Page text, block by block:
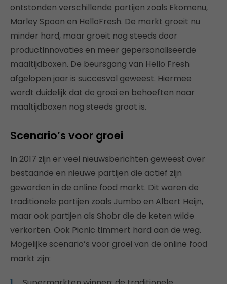
ontstonden verschillende partijen zoals Ekomenu,
Marley Spoon en HelloFresh. De markt groeit nu
minder hard, maar groeit nog steeds door
productinnovaties en meer gepersonaliseerde
maaltijdboxen. De beursgang van Hello Fresh
afgelopen jaar is succesvol geweest. Hiermee
wordt duidelijk dat de groei en behoeften naar
maaltijdboxen nog steeds groot is.
Scenario’s voor groei
In 2017 zijn er veel nieuwsberichten geweest over
bestaande en nieuwe partijen die actief zijn
geworden in de online food markt. Dit waren de
traditionele partijen zoals Jumbo en Albert Heijn,
maar ook partijen als Shobr die de keten wilde
verkorten. Ook Picnic timmert hard aan de weg.
Mogelijke scenario’s voor groei van de online food
markt zijn: